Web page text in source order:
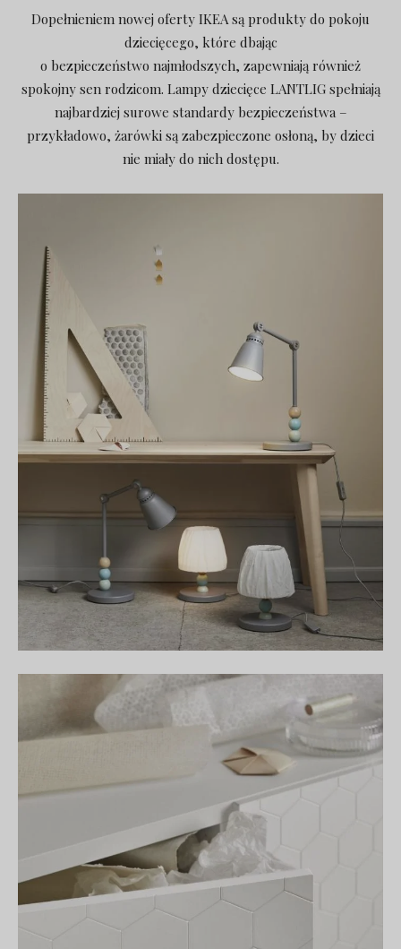
Dopełnieniem nowej oferty IKEA są produkty do pokoju
dziecięcego, które dbając
o bezpieczeństwo najmłodszych, zapewniają również
spokojny sen rodzicom. Lampy dziecięce LANTLIG spełniają
najbardziej surowe standardy bezpieczeństwa –
przykładowo, żarówki są zabezpieczone osłoną, by dzieci
nie miały do nich dostępu.